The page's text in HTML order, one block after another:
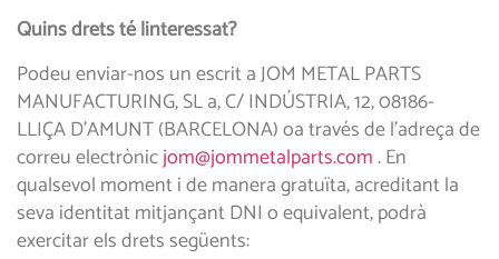
Quins drets té linteressat?
Podeu enviar-nos un escrit a JOM METAL PARTS
MANUFACTURING, SL a, C/ INDÚSTRIA, 12, 08186-
LLIÇA D’AMUNT (BARCELONA) oa través de l’adreça de
correu electrònicjom@jommetalparts.com. En
qualsevol moment i de manera gratuïta, acreditant la
seva identitat mitjançant DNI o equivalent, podrà
exercitar els drets següents: